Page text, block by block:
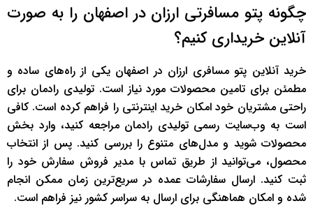
چگونه پتو مسافرتی ارزان در اصفهان را به صورت
آنلاین خریداری کنیم؟
خرید آنلاین پتو مسافری ارزان در اصفهان یکی از راه‌های ساده و
مطمئن برای تامین محصولات مورد نیاز است. تولیدی رادمان برای
راحتی مشتریان خود امکان خرید اینترنتی را فراهم کرده است. کافی
است به وب‌سایت رسمی تولیدی رادمان مراجعه کنید، وارد بخش
محصولات شوید و مدل‌های متنوع را بررسی کنید. پس از انتخاب
محصول، می‌توانید از طریق تماس با مدیر فروش سفارش خود را
ثبت کنید. ارسال سفارشات عمده در سریع‌ترین زمان ممکن انجام
شده و امکان هماهنگی برای ارسال به سراسر کشور نیز فراهم است.